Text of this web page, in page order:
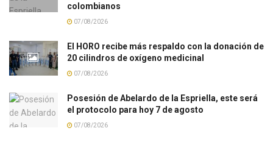
colombianos
07/08/2026
El HORO recibe más respaldo con la donación de
20 cilindros de oxígeno medicinal
07/08/2026
Posesión de Abelardo de la Espriella, este será
el protocolo para hoy 7 de agosto
07/08/2026